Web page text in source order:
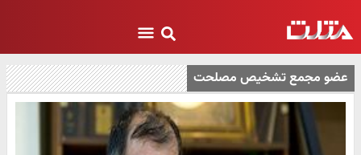
عضو مجمع تشخیص مصلحت